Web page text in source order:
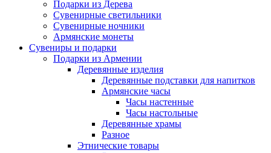
Подарки из Дерева
Сувенирные светильники
Сувенирные ночники
Армянские монеты
Сувениры и подарки
Подарки из Армении
Деревянные изделия
Деревянные подставки для напитков
Армянские часы
Часы настенные
Часы настольные
Деревянные храмы
Разное
Этнические товары